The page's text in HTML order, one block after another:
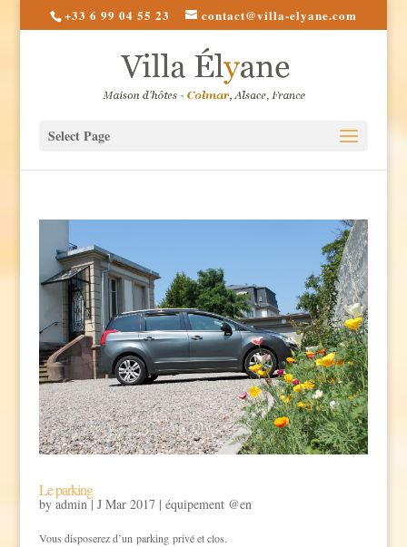
+33 6 99 04 55 23 contact@villa-elyane.com
Select Page
Le parking
by admin| J Mar 2017| équipement @en
Vous disposerez d’un parking privé et clos.